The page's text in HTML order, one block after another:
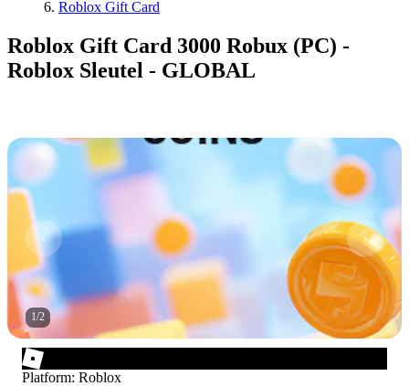
Roblox Gift Card
Roblox Gift Card 3000 Robux (PC) -
Roblox Sleutel - GLOBAL
1/2
Platform: Roblox